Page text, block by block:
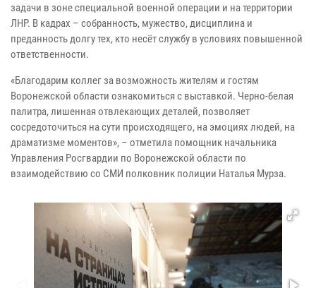
задачи в зоне специальной военной операции и на территории
ЛНР. В кадрах – собранность, мужество, дисциплина и
преданность долгу тех, кто несёт службу в условиях повышенной
ответственности.
«Благодарим коллег за возможность жителям и гостям
Воронежской области ознакомиться с выставкой. Черно-белая
палитра, лишенная отвлекающих деталей, позволяет
сосредоточиться на сути происходящего, на эмоциях людей, на
драматизме моментов», – отметила помощник начальника
Управления Росгвардии по Воронежской области по
взаимодействию со СМИ полковник полиции Наталья Мурза.